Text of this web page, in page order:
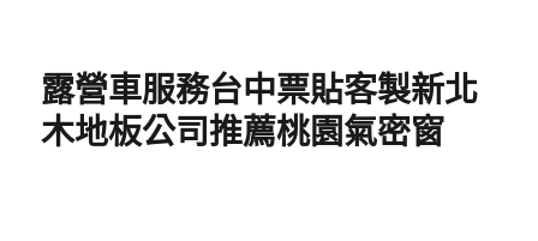
露營車服務台中票貼客製新北
木地板公司推薦桃園氣密窗